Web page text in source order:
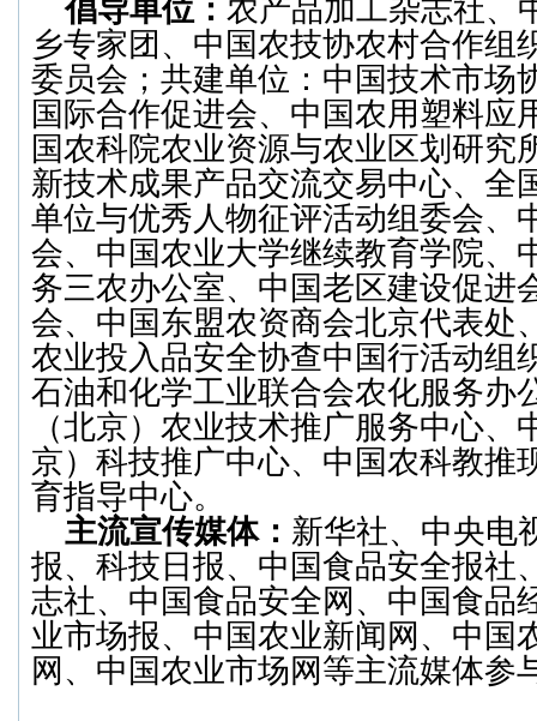
倡导单位： 农产品加工杂志社、
乡专家团、中国农技协农村合作组
委员会；共建单位：中国技术市场
国际合作促进会、中国农用塑料应
国农科院农业资源与农业区划研究
新技术成果产品交流交易中心、全
单位与优秀人物征评活动组委会、
会、中国农业大学继续教育学院、
务三农办公室、中国老区建设促进
会、中国东盟农资商会北京代表处
农业投入品安全协查中国行活动组
石油和化学工业联合会农化服务办
（北京）农业技术推广服务中心、
京）科技推广中心、中国农科教推
育指导中心。
主流宣传媒体： 新华社、中央电
报、科技日报、中国食品安全报社
志社、中国食品安全网、中国食品
业市场报、中国农业新闻网、中国
网、中国农业市场网等主流媒体参